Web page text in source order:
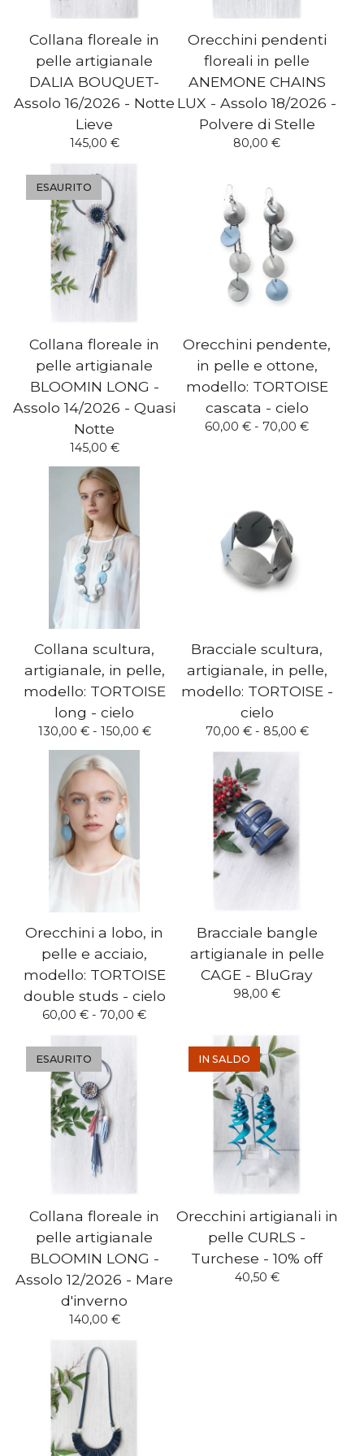
Collana floreale in
pelle artigianale
DALIA BOUQUET-
Assolo 16/2026 - Notte
Lieve
145,00 €
Orecchini pendenti
floreali in pelle
ANEMONE CHAINS
LUX - Assolo 18/2026 -
Polvere di Stelle
80,00 €
Collana floreale in
pelle artigianale
BLOOMIN LONG -
Assolo 14/2026 - Quasi
Notte
145,00 €
ESAURITO
Orecchini pendente,
in pelle e ottone,
modello: TORTOISE
cascata - cielo
60,00 € - 70,00 €
Collana scultura,
artigianale, in pelle,
modello: TORTOISE
long - cielo
130,00 €- 150,00 €
Bracciale scultura,
artigianale, in pelle,
modello: TORTOISE -
cielo
70,00 €- 85,00 €
Orecchini a lobo, in
pelle e acciaio,
modello: TORTOISE
double studs - cielo
60,00 € - 70,00 €
Bracciale bangle
artigianale in pelle
CAGE - BluGray
98,00 €
Collana floreale in
pelle artigianale
BLOOMIN LONG -
Assolo 12/2026 - Mare
d'inverno
140,00 €
ESAURITO
Orecchini artigianali in
pelle CURLS -
Turchese - 10% off
40,50 €
IN SALDO